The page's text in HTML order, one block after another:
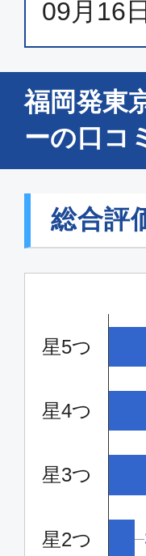
ANA240
JAL300
ANA248
09月16日
福岡発東
ーの口コ
総合評
星5つ
星4つ
星3つ
星2つ